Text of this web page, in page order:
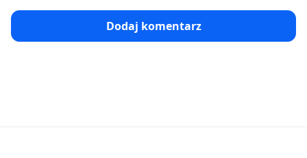
Dodaj komentarz